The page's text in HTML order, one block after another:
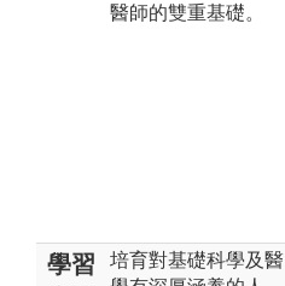
醫師的雙重基礎。
學習
培育對基礎科學及醫